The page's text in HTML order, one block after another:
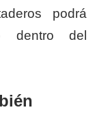
podrá
dentro del